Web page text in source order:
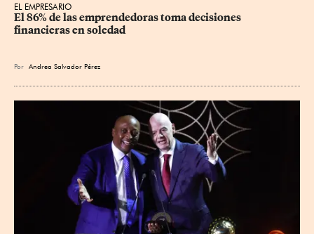
EL EMPRESARIO
El 86% de las emprendedoras toma decisiones
financieras en soledad
Por Andrea Salvador Pérez